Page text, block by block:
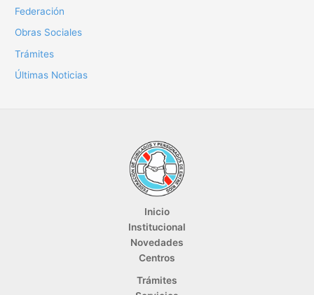
Federación
Obras Sociales
Trámites
Últimas Noticias
Inicio
Institucional
Novedades
Centros
Trámites